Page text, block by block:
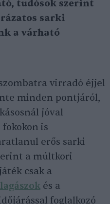
tudósok szerint
sarki
a várható
virradó éjjel
minden pontjáról,
jóval
fokokon is
erős sarki
a múltkori
csak a
és a
foglalkozó